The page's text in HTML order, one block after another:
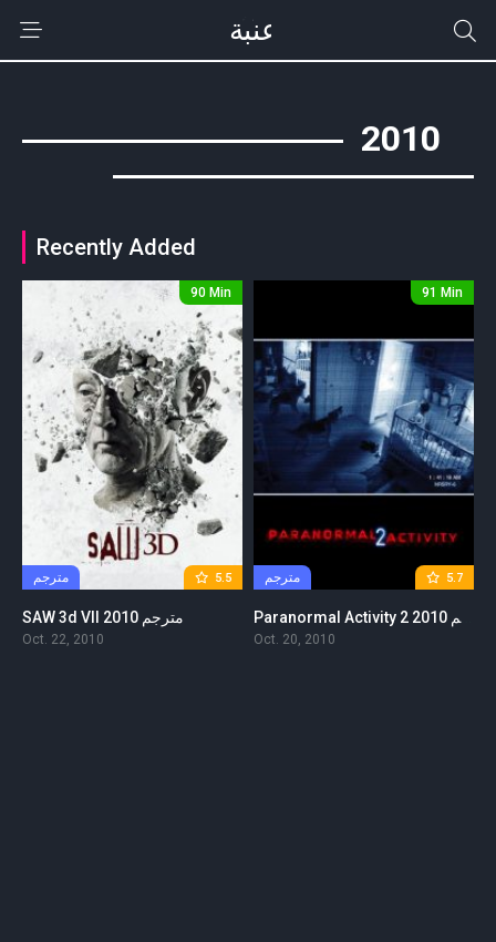
2010
Recently Added
5.5 مترجم
90 Min
SAW 3d VII 2010 مترجم
Oct. 22, 2010
5.7 مترجم
91 Min
Paranormal Activity 2 2010 مترجم
Oct. 20, 2010